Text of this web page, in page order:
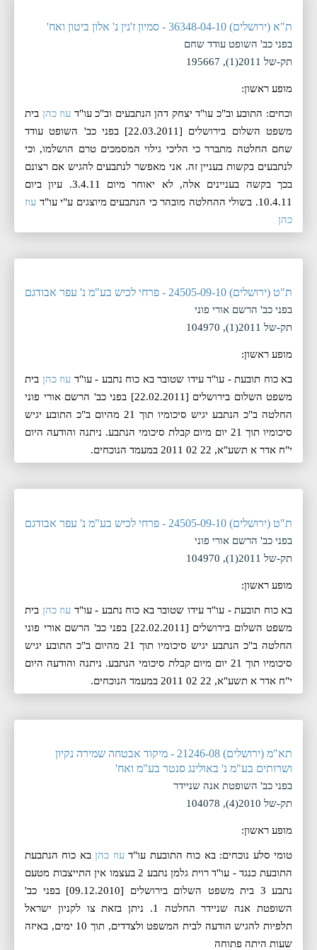
ת"א (ירושלים) 36348-04-10 - סמיון ז'נין נ' אלון ביטון ואח'
בפני כב' השופט עודד שחם
תק-של 2011(1), 195667
מופע ראשון:
וכחים: התובע וב"כ עו"ד יצחק דהן הנתבעים וב"כ עו"ד עוז כהן בית
משפט השלום בירושלים [22.03.2011] בפני כב' השופט עודד
שחם החלטה מתברר כי הליכי גילוי המסמכים טרם הושלמו, וכי
לנתבעים בקשות בעניין זה. אני מאפשר לנתבעים להגיש אם רצונם
בכך בקשה בעניינים אלה, לא יאוחר מיום 3.4.11. עיון ביום
10.4.11. בשולי ההחלטה מובהר כי הנתבעים מיוצגים ע"י עו"ד
עוז
כהן
ת"ט (ירושלים) 24505-09-10 - פרחי לכיש בע"מ נ' עפר אבודגם
בפני כב' הרשם אורי פוני
תק-של 2011(1), 104970
מופע ראשון:
בא כוח תובעת - עו"ד עידו שטובר בא כוח נתבע - עו"ד עוז כהן בית
משפט השלום בירושלים [22.02.2011] בפני כב' הרשם אורי פוני
החלטה ב"כ הנתבע יגיש סיכומיו תוך 21 מהיום ב"כ התובע יגיש
סיכומיו תוך 21 יום מיום קבלת סיכומי הנתבע. ניתנה והודעה היום
י"ח אדר א תשע"א, 22 02 2011 במעמד הנוכחים.
ת"ט (ירושלים) 24505-09-10 - פרחי לכיש בע"מ נ' עפר אבודגם
בפני כב' הרשם אורי פוני
תק-של 2011(1), 104970
מופע ראשון:
בא כוח תובעת - עו"ד עידו שטובר בא כוח נתבע - עו"ד עוז כהן בית
משפט השלום בירושלים [22.02.2011] בפני כב' הרשם אורי פוני
החלטה ב"כ הנתבע יגיש סיכומיו תוך 21 מהיום ב"כ התובע יגיש
סיכומיו תוך 21 יום מיום קבלת סיכומי הנתבע. ניתנה והודעה היום
י"ח אדר א תשע"א, 22 02 2011 במעמד הנוכחים.
תא"מ (ירושלים) 21246-08 - מיקוד אבטחה שמירה נקיון
ושרותים בע"מ נ' באולינג סנטר בע"מ ואח'
בפני כב' השופטת אנה שניידר
תק-של 2010(4), 104078
מופע ראשון:
טומי סלע נוכחים: בא כוח התובעת עו"דעוז כהןבא כוח הנתבעת
התובעת כנגד - עו"ד רוית גלמן נתבע 2 בעצמו אין התייצבות מטעם
נתבע 3 בית משפט השלום בירושלים [09.12.2010] בפני כב'
השופטת אנה שניידר החלטה 1. ניתן בזאת צו לקניון ישראל
תלפיות להגיש הודעה לבית המשפט ולצדדים, תוך 10 ימים, באיזה
שעות היתה פתוחה